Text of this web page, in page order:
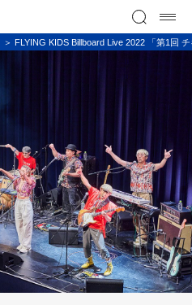
FLYING KIDS Billboard Live 2022 「第1回